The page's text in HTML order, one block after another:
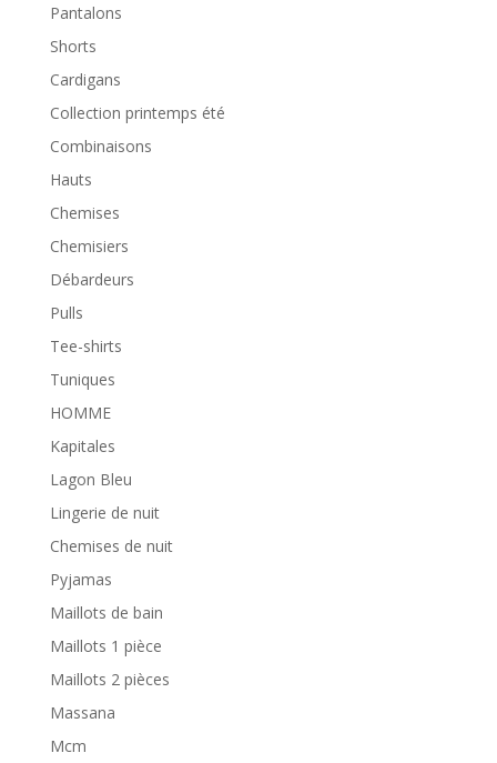
Pantalons
Shorts
Cardigans
Collection printemps été
Combinaisons
Hauts
Chemises
Chemisiers
Débardeurs
Pulls
Tee-shirts
Tuniques
HOMME
Kapitales
Lagon Bleu
Lingerie de nuit
Chemises de nuit
Pyjamas
Maillots de bain
Maillots 1 pièce
Maillots 2 pièces
Massana
Mcm